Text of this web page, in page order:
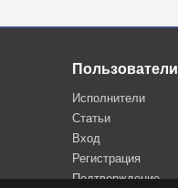
Пользователи
Исполнители
Статьи
Вход
Регистрация
Подтверждение